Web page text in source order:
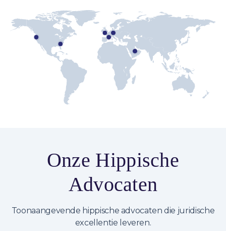
Onze Hippische
Advocaten
Toonaangevende hippische advocaten die juridische
excellentie leveren.